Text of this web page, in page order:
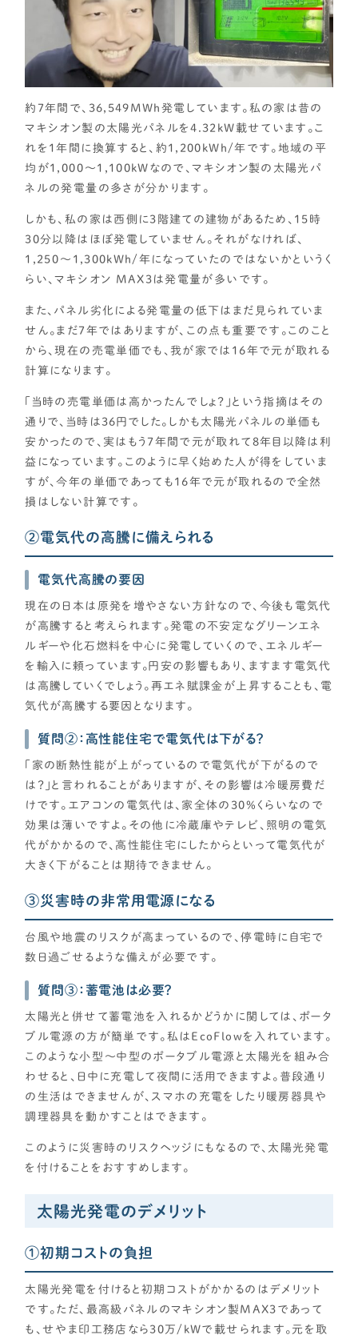
約7年間で、36,549MWh発電しています。私の家は昔の
マキシオン製の太陽光パネルを4.32kW載せています。こ
れを1年間に換算すると、約1,200kWh/年です。地域の平
均が1,000～1,100kWなので、マキシオン製の太陽光パ
ネルの発電量の多さが分かります。
しかも、私の家は西側に3階建ての建物があるため、15時
30分以降はほぼ発電していません。それがなければ、
1,250～1,300kWh/年になっていたのではないかというく
らい、マキシオン MAX3は発電量が多いです。
また、パネル劣化による発電量の低下はまだ見られていま
せん。まだ7年ではありますが、この点も重要です。このこと
から、現在の売電単価でも、我が家では16年で元が取れる
計算になります。
「当時の売電単価は高かったんでしょ？」という指摘はその
通りで、当時は36円でした。しかも太陽光パネルの単価も
安かったので、実はもう7年間で元が取れて8年目以降は利
益になっています。このように早く始めた人が得をしていま
すが、今年の単価であっても16年で元が取れるので全然
損はしない計算です。
②電気代の高騰に備えられる
電気代高騰の要因
現在の日本は原発を増やさない方針なので、今後も電気代
が高騰すると考えられます。発電の不安定なグリーンエネ
ルギーや化石燃料を中心に発電していくので、エネルギー
を輸入に頼っています。円安の影響もあり、ますます電気代
は高騰していくでしょう。再エネ賦課金が上昇することも、電
気代が高騰する要因となります。
質問②：高性能住宅で電気代は下がる？
「家の断熱性能が上がっているので電気代が下がるので
は？」と言われることがありますが、その影響は冷暖房費だ
けです。エアコンの電気代は、家全体の30%くらいなので
効果は薄いですよ。その他に冷蔵庫やテレビ、照明の電気
代がかかるので、高性能住宅にしたからといって電気代が
大きく下がることは期待できません。
③災害時の非常用電源になる
台風や地震のリスクが高まっているので、停電時に自宅で
数日過ごせるような備えが必要です。
質問③：蓄電池は必要？
太陽光と併せて蓄電池を入れるかどうかに関しては、ポータ
ブル電源の方が簡単です。私はEcoFlowを入れています。
このような小型～中型のポータブル電源と太陽光を組み合
わせると、日中に充電して夜間に活用できますよ。普段通り
の生活はできませんが、スマホの充電をしたり暖房器具や
調理器具を動かすことはできます。
このように災害時のリスクヘッジにもなるので、太陽光発電
を付けることをおすすめします。
太陽光発電のデメリット
①初期コストの負担
太陽光発電を付けると初期コストがかかるのはデメリット
です。ただ、最高級パネルのマキシオン製MAX3であって
も、せやま印工務店なら30万/kWで載せられます。元を取